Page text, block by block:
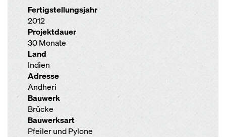
Fertigstellungsjahr
2012
Projektdauer
30 Monate
Land
Indien
Adresse
Andheri
Bauwerk
Brücke
Bauwerksart
Pfeiler und Pylone